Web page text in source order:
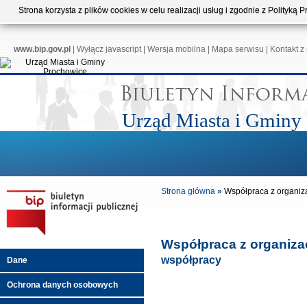
Strona korzysta z plików cookies w celu realizacji usług i zgodnie z
www.bip.gov.pl Wyłącz javascript| Wersja mobilna Mapa serwisu Kontakt
Urząd Miasta i Gminy
Dane
Ochrona danych osobowych
Strona główna » Współpraca z
Współpraca z
współpracy